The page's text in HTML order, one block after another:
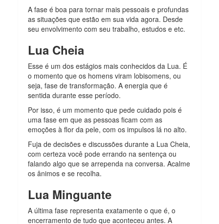
A fase é boa para tornar mais pessoais e profundas
as situações que estão em sua vida agora. Desde
seu envolvimento com seu trabalho, estudos e etc.
Lua Cheia
Esse é um dos estágios mais conhecidos da Lua. É
o momento que os homens viram lobisomens, ou
seja, fase de transformação. A energia que é
sentida durante esse período.
Por isso, é um momento que pede cuidado pois é
uma fase em que as pessoas ficam com as
emoções à flor da pele, com os impulsos lá no alto.
Fuja de decisões e discussões durante a Lua Cheia,
com certeza você pode errando na sentença ou
falando algo que se arrependa na conversa. Acalme
os ânimos e se recolha.
Lua Minguante
A última fase representa exatamente o que é, o
encerramento de tudo que aconteceu antes. A